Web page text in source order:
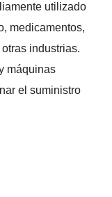
utilizado
medicamentos,
industrias.
máquinas
el suministro